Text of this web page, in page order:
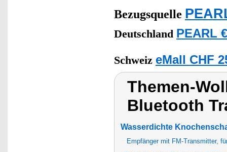
Bezugsquelle
Deutschland PEARL
Schweiz eMall CHF
Themen-
Bluetooth
Wasserdichte
Empfänger mit FM-Transmitter,